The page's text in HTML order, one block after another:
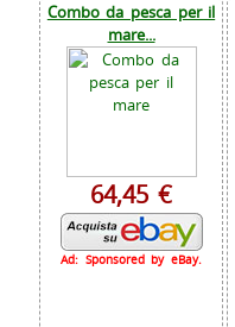
Combo da pesca per il
mare...
64,45 €
Ad: Sponsored by eBay.